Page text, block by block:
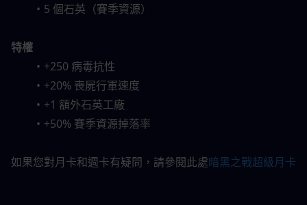
5 個石英（賽季資源）
特權
+250 病毒抗性
+20% 喪屍行軍速度
+1 額外石英工廠
+50% 賽季資源掉落率
如果您對月卡和週卡有疑問，請參閱此處暗黑之戰超級月卡